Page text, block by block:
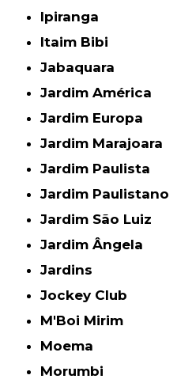
Ipiranga
Itaim Bibi
Jabaquara
Jardim América
Jardim Europa
Jardim Marajoara
Jardim Paulista
Jardim Paulistano
Jardim São Luiz
Jardim Ângela
Jardins
Jockey Club
M'Boi Mirim
Moema
Morumbi